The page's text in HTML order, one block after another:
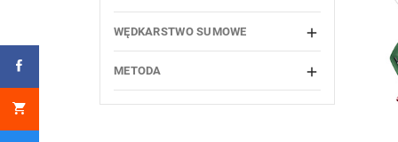
WĘDKARSTWO SUMOWE 
METODA 